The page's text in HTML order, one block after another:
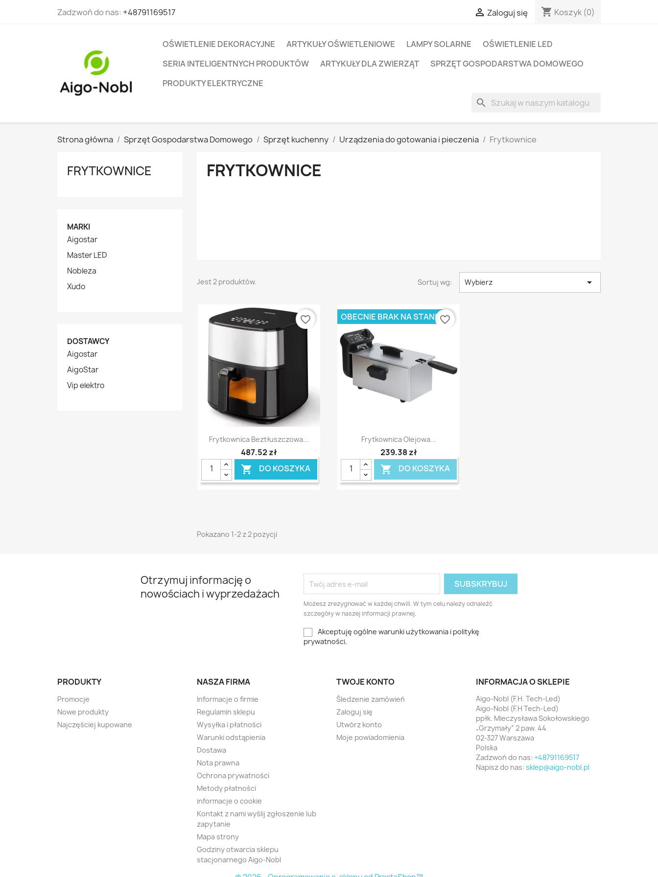
Zadzwoń do nas: +48791169517  Zaloguj się shopping_cart Koszyk (0)
OŚWIETLENIE DEKORACYJNE ARTYKUŁY OŚWIETLENIOWE LAMPY SOLARNE
OŚWIETLENIE LED
SERIA INTELIGENTNYCH PRODUKTÓW
ARTYKUŁY DLA ZWIERZĄT
SPRZĘT GOSPODARSTWA DOMOWEGO
PRODUKTY ELEKTRYCZNE
search
Strona główna Sprzęt Gospodarstwa Domowego Sprzęt kuchenny Urządzenia do gotowania i pieczenia Frytkownice
FRYTKOWNICE
MARKI
Aigostar
Master LED
Nobleza
Xudo
DOSTAWCY
Aigostar
AigoStar
Vip elektro
FRYTKOWNICE
Jest 2 produktów. Sortuj wg: Wybierz 
Szybki podgląd
Frytkownica Beztłuszczowa...
487,52 zł
 DO KOSZYKA
favorite_border
Szybki podgląd
Frytkownica Olejowa...
239,38 zł
 DO KOSZYKA
OBECNIE BRAK NA STANIEfavorite_border
Pokazano 1-2 z 2 pozycji
Otrzymuj informację o
nowościach i wyprzedażach
Możesz zrezygnować w każdej chwili. W tym celu należy odnaleźć
szczegóły w naszej informacji prawnej.
Akceptuję ogólne warunki użytkowania i politykę
prywatności.
PRODUKTY
Promocje
Nowe produkty
Najczęściej kupowane
NASZA FIRMA
Informacje o firmie
Regulamin sklepu
Wysyłka i płatności
Warunki odstąpienia
Dostawa
Nota prawna
Ochrona prywatności
Metody płatności
informacje o cookie
Kontakt z nami wyślij zgłoszenie lub
zapytanie
Mapa strony
Godziny otwarcia sklepu
stacjonarnego Aigo-Nobl
TWOJE KONTO
Śledzenie zamówień
Zaloguj się
Utwórz konto
Moje powiadomienia
INFORMACJA O SKLEPIE
Aigo-Nobl (F.H. Tech-Led)
Aigo-Nobl (F.H Tech-Led)
ppłk. Mieczysława Sokołowskiego
„Grzymały” 2 paw. 44
02-327 Warszawa
Polska
Zadzwoń do nas: +48791169517
Napisz do nas: sklep@aigo-nobl.pl